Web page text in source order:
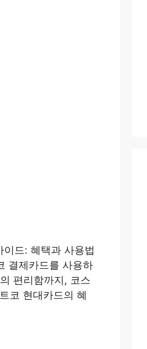
드: 혜택과 사용법
결제카드를 사용하
편리함까지, 코스
코 현대카드의 혜